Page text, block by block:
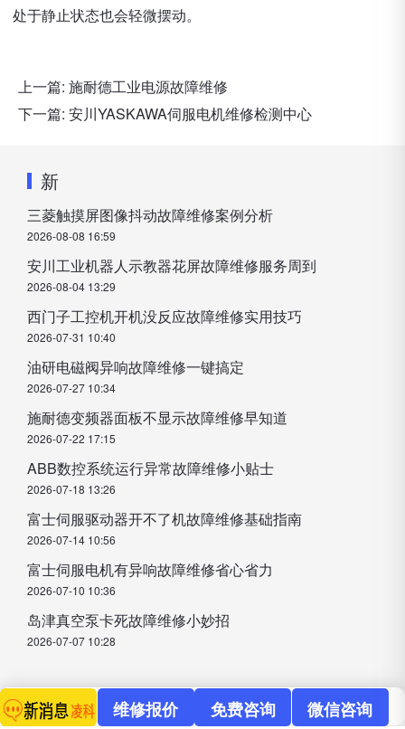
处于静止状态也会轻微摆动。
上一篇: 施耐德工业电源故障维修
下一篇: 安川YASKAWA伺服电机维修检测中心
新
三菱触摸屏图像抖动故障维修案例分析
2026-08-08 16:59
安川工业机器人示教器花屏故障维修服务周到
2026-08-04 13:29
西门子工控机开机没反应故障维修实用技巧
2026-07-31 10:40
油研电磁阀异响故障维修一键搞定
2026-07-27 10:34
施耐德变频器面板不显示故障维修早知道
2026-07-22 17:15
ABB数控系统运行异常故障维修小贴士
2026-07-18 13:26
富士伺服驱动器开不了机故障维修基础指南
2026-07-14 10:56
富士伺服电机有异响故障维修省心省力
2026-07-10 10:36
岛津真空泵卡死故障维修小妙招
2026-07-07 10:28
维修报价 免费咨询 微信咨询